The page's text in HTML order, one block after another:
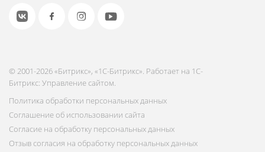
© 2001-2026 «Битрикс», «1С-Битрикс». Работает на 1С-
Битрикс: Управление сайтом.
Политика обработки персональных данных
Соглашение об использовании сайта
Согласие на обработку персональных данных
Отзыв согласия на обработку персональных данных